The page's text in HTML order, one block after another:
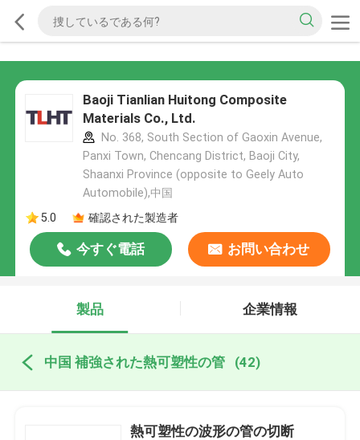
Baoji Tianlian Huitong Composite
Materials Co., Ltd.
No. 368, South Section of Gaoxin Avenue,
Panxi Town, Chencang District, Baoji City,
Shaanxi Province (opposite to Geely Auto
Automobile),中国
5.0
確認された製造者
今すぐ電話 お問い合わせ
製品 企業情報
中国 補強された熱可塑性の管 (42)
熱可塑性の波形の管の切断